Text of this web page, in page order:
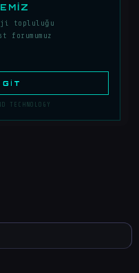
topluluğu
forumumuz
TECHNOLOGY